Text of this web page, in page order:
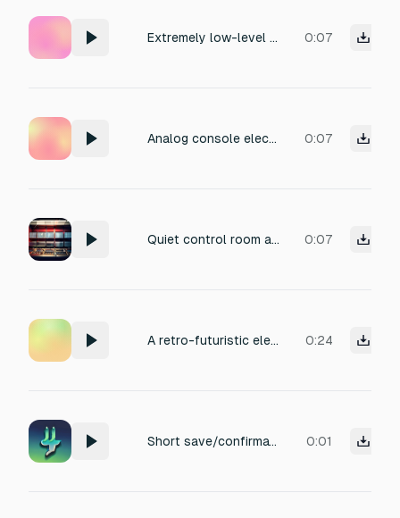
Extremely low-level analog mixing console electrical hum, subtle and warm, with a faint 60Hz AC line tone and gentle preamp hiss. Captures the ambient studio floor noise from a vintage Neve or API console. Not a broken transformer buzz or hardware failure sound. Perfect for adding analog warmth to a silent room or as a background layer. Volume: barely audible, like a soft breath. 0:07
Analog console electrical hum Warm analog mixing console hum, subtle electrical studio tone Очень тихий слой. Не должен звучать как “поломка” или гул трансформатора. Volume: -36 to -30 dB 0:07
Quiet control room ambience: analog console hum, soft HVAC airflow, subtle electronic equipment fan noise, distant tape machine flutter. Minimalist studio atmosphere with dampened acoustics and a faint 60Hz mains hum. Perfect for a late-night mixing session. Volume: -34 to -28 dB. 0:07
A retro-futuristic electromagnetic sensor detecting rising energy. Slow analog beeps at first, gradually speeding up over 5 seconds, with subtle magnetic pulses, relay clicks, warm electrical hum and vintage laboratory device texture. Elegant sci-fi sound, not harsh, no music, no voice. 0:24
Short save/confirmation sound effect — a smooth descending two-note chime (like a soft 'ding-dong' or 'pop-down'), warm and reassuring synth or bell tone, conveys completion and safety, gentle and satisfying with a light shimmer or sparkle tail, no harsh or jarring elements, duration under 1 second, similar to a 'progress saved' or 'checkpoint reached' sound in mobile/simulator games, instrumental only, clean and polished 0:01